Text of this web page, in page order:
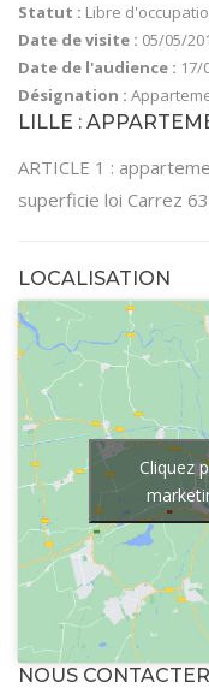
Statut : Libre
Date de visite : 05/05/
Date de l'audience : 17/
Désignation :
LILLE :
ARTICLE 1 :
superficie loi Carrez
LOCALISATION
Cliquez
NOUS